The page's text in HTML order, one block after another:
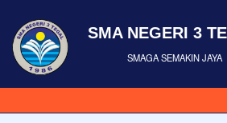
SMA NEGERI 3
SMAGA SEMAKIN JAYA